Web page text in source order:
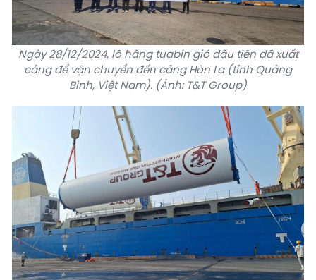
Ngày 28/12/2024, lô hàng tuabin gió đầu tiên đã xuất
cảng để vận chuyển đến cảng Hòn La (tỉnh Quảng
Bình, Việt Nam). (Ảnh: T&T Group)